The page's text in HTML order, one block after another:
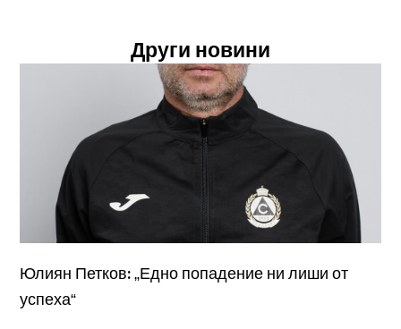
Други новини
Юлиян Петков: „Едно попадение ни лиши от
успеха“